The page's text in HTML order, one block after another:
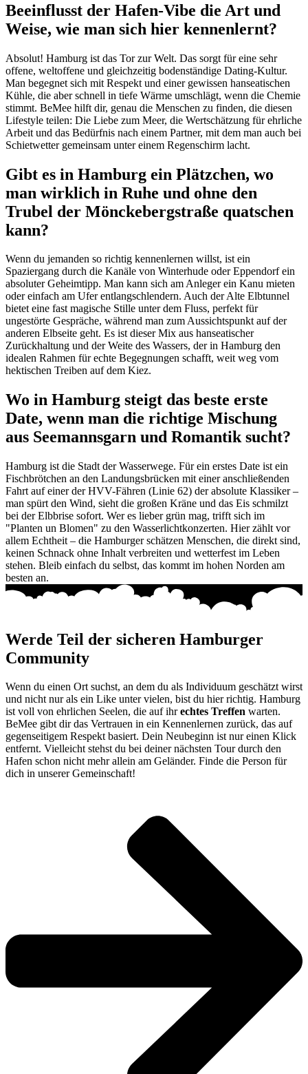
Beeinflusst der Hafen-Vibe die Art und
Weise, wie man sich hier kennenlernt?
Absolut! Hamburg ist das Tor zur Welt. Das sorgt für eine sehr
offene, weltoffene und gleichzeitig bodenständige Dating-Kultur.
Man begegnet sich mit Respekt und einer gewissen hanseatischen
Kühle, die aber schnell in tiefe Wärme umschlägt, wenn die Chemie
stimmt. BeMee hilft dir, genau die Menschen zu finden, die diesen
Lifestyle teilen: Die Liebe zum Meer, die Wertschätzung für ehrliche
Arbeit und das Bedürfnis nach einem Partner, mit dem man auch bei
Schietwetter gemeinsam unter einem Regenschirm lacht.
Gibt es in Hamburg ein Plätzchen, wo
man wirklich in Ruhe und ohne den
Trubel der Mönckebergstraße quatschen
kann?
Wenn du jemanden so richtig kennenlernen willst, ist ein
Spaziergang durch die Kanäle von Winterhude oder Eppendorf ein
absoluter Geheimtipp. Man kann sich am Anleger ein Kanu mieten
oder einfach am Ufer entlangschlendern. Auch der Alte Elbtunnel
bietet eine fast magische Stille unter dem Fluss, perfekt für
ungestörte Gespräche, während man zum Aussichtspunkt auf der
anderen Elbseite geht. Es ist dieser Mix aus hanseatischer
Zurückhaltung und der Weite des Wassers, der in Hamburg den
idealen Rahmen für echte Begegnungen schafft, weit weg vom
hektischen Treiben auf dem Kiez.
Wo in Hamburg steigt das beste erste
Date, wenn man die richtige Mischung
aus Seemannsgarn und Romantik sucht?
Hamburg ist die Stadt der Wasserwege. Für ein erstes Date ist ein
Fischbrötchen an den Landungsbrücken mit einer anschließenden
Fahrt auf einer der HVV-Fähren (Linie 62) der absolute Klassiker –
man spürt den Wind, sieht die großen Kräne und das Eis schmilzt
bei der Elbbrise sofort. Wer es lieber grün mag, trifft sich im
"Planten un Blomen" zu den Wasserlichtkonzerten. Hier zählt vor
allem Echtheit – die Hamburger schätzen Menschen, die direkt sind,
keinen Schnack ohne Inhalt verbreiten und wetterfest im Leben
stehen. Bleib einfach du selbst, das kommt im hohen Norden am
besten an.
Werde Teil der sicheren Hamburger
Community
Wenn du einen Ort suchst, an dem du als Individuum geschätzt wirst
und nicht nur als ein Like unter vielen, bist du hier richtig. Hamburg
ist voll von ehrlichen Seelen, die auf ihrechtes Treffen warten.
BeMee gibt dir das Vertrauen in ein Kennenlernen zurück, das auf
gegenseitigem Respekt basiert. Dein Neubeginn ist nur einen Klick
entfernt. Vielleicht stehst du bei deiner nächsten Tour durch den
Hafen schon nicht mehr allein am Geländer. Finde die Person für
dich in unserer Gemeinschaft!